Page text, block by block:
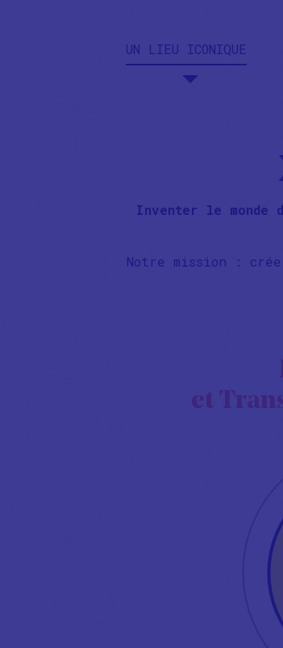
UN LIEU ICONIQUE
Inventer le monde
Notre mission :
et